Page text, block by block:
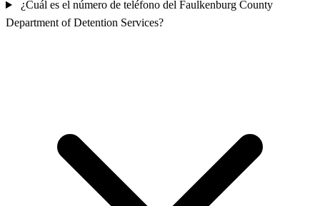
¿Cuál es el número de teléfono del Faulkenburg County
Department of Detention Services?